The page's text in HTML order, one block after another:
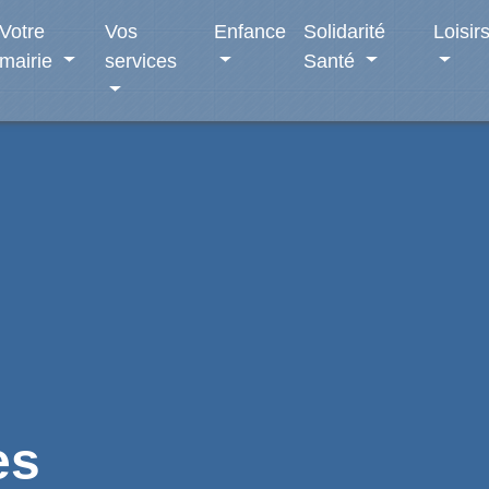
Votre
mairie
Vos
services
Enfance
Solidarité
Santé
Loisirs